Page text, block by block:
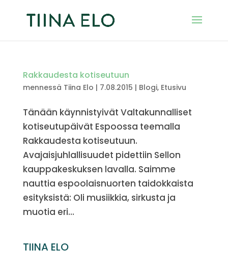
Rakkaudesta kotiseutuun
mennessä Tiina Elo | 7.08.2015 | Blogi, Etusivu
Tänään käynnistyivät Valtakunnalliset
kotiseutupäivät Espoossa teemalla
Rakkaudesta kotiseutuun.
Avajaisjuhlallisuudet pidettiin Sellon
kauppakeskuksen lavalla. Saimme
nauttia espoolaisnuorten taidokkaista
esityksistä: Oli musiikkia, sirkusta ja
muotia eri...
TIINA ELO